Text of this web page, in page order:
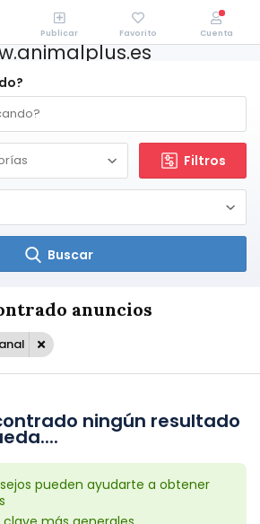
Filtros
Buscar
anuncios
ningún resultado
pueden ayudarte a obtener
Publicar Favorito Cuenta